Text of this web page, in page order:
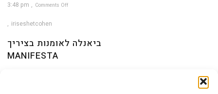
3:48 pm Comments Off
iriseshetcohen
ביאנלה לאומנות בציריך
MANIFESTA